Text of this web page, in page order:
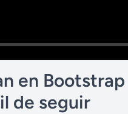
en
de seguir